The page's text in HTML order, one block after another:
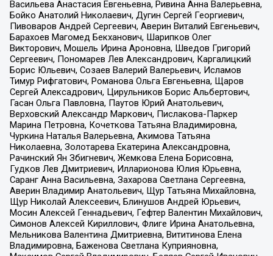
Васильева Анастасия Евгеньевна, Ривина Анна Валерьевна,
Бойко Анатолий Николаевич, Дугин Сергей Георгиевич,
Пивоваров Андрей Сергеевич, Аверин Виталий Евгеньевич,
Барахоев Магомед Бекханович, Шарипков Олег
Викторович, Мошель Ирина Ароновна, Шведов Григорий
Сергеевич, Пономарев Лев Александрович, Каргалицкий
Борис Юльевич, Созаев Валерий Валерьевич, Исламов
Тимур Рифгатович, Романова Ольга Евгеньевна, Щаров
Сергей Алексадрович, Цирульников Борис Альбертович,
Гасан Ольга Павловна, Паутов Юрий Анатольевич,
Верховский Александр Маркович, Пислакова-Паркер
Марина Петровна, Кочеткова Татьяна Владимировна,
Чуркина Наталья Валерьевна, Акимова Татьяна
Николаевна, Золотарева Екатерина Александровна,
Рачинский Ян Збигневич, Жемкова Елена Борисовна,
Гудков Лев Дмитриевич, Илларионова Юлия Юрьевна,
Саранг Анна Васильевна, Захарова Светлана Сергеевна,
Аверин Владимир Анатольевич, Щур Татьяна Михайловна,
Щур Николай Алексеевич, Блинушов Андрей Юрьевич,
Мосин Алексей Геннадьевич, Гефтер Валентин Михайлович,
Симонов Алексей Кириллович, Флиге Ирина Анатольевна,
Мельникова Валентина Дмитриевна, Вититинова Елена
Владимировна, Баженова Светлана Куприяновна,